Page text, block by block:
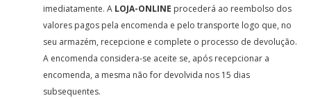
imediatamente. A LOJA-ONLINE procederá ao reembolso dos
valores pagos pela encomenda e pelo transporte logo que, no
seu armazém, recepcione e complete o processo de devolução.
A encomenda considera-se aceite se, após recepcionar a
encomenda, a mesma não for devolvida nos 15 dias
subsequentes.